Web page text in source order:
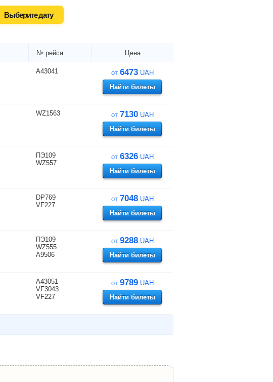
Выберите дату
№ рейса Цена
A43041 от 6473 UAH
Найти билеты
WZ1563 от 7130 UAH
Найти билеты
ПЭ109
WZ557
от 6326 UAH
Найти билеты
DP769
VF227
от 7048 UAH
Найти билеты
ПЭ109
WZ555
A9506
от 9288 UAH
Найти билеты
A43051
VF3043
VF227
от 9789 UAH
Найти билеты